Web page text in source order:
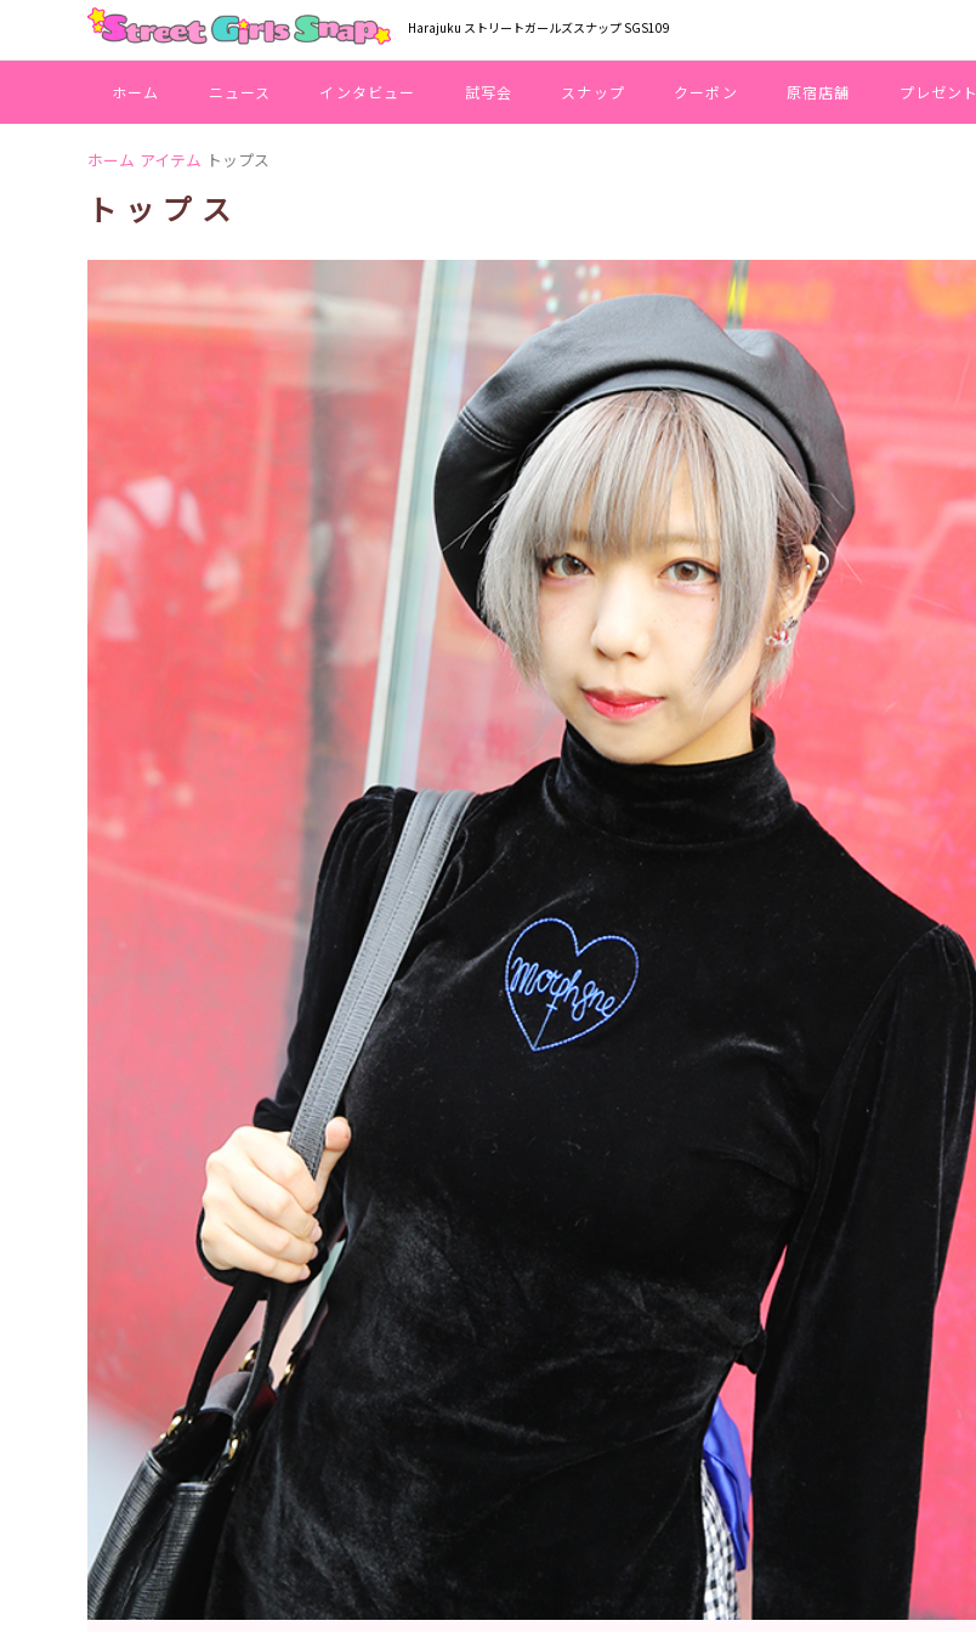
Harajuku ストリートガールズスナップ SGS109
ホーム ニュース インタビュー 試写会 スナップ クーポン 原宿店舗 プレゼント
ホーム アイテム トップス
トップス